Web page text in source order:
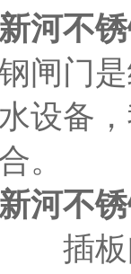
新河不
闸门
设备
合。
新河不
插板闸